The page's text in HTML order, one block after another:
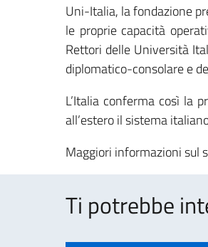
Uni-Italia, la fondazione
le proprie capacità
Rettori delle Università
diplomatico-consolare e
L’Italia conferma così la
all’estero il sistema
Maggiori informazioni sul
Ti potrebbe